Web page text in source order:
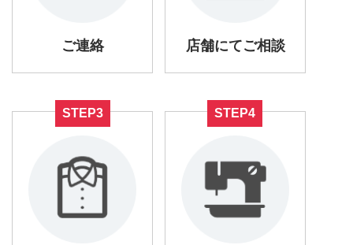
ご連絡 店舗にてご相談
STEP3 STEP4